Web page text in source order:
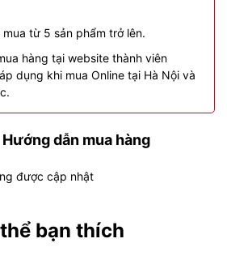
mua từ 5 sản phẩm trở lên.
hàng tại website thành viên
dụng khi mua Online tại Hà Nội và
Hướng dẫn mua hàng
được cập nhật
bạn thích